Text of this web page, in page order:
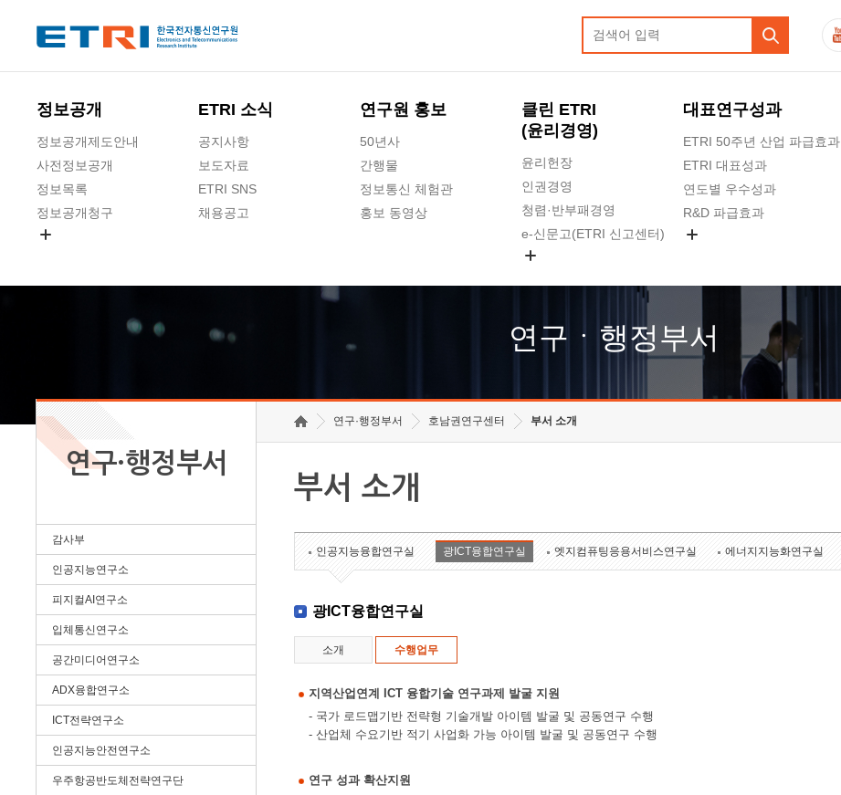
정보공개
정보공개제도안내
사전정보공개
정보목록
정보공개청구
ETRI 소식
공지사항
보도자료
ETRI SNS
채용공고
연구원 홍보
50년사
간행물
정보통신 체험관
홍보 동영상
클린 ETRI
(윤리경영)
윤리헌장
인권경영
청렴·반부패경영
e-신문고(ETRI 신고센터)
고객의소리
수의계약 현황
대표연구성과
ETRI 50주년 산업 파급효과
ETRI 대표성과
연도별 우수성과
R&D 파급효과
연구ㆍ행정부서
연구·행정부서
감사부
인공지능연구소
피지컬AI연구소
입체통신연구소
공간미디어연구소
ADX융합연구소
ICT전략연구소
인공지능안전연구소
우주항공반도체전략연구단
연구·행정부서 호남권연구센터 부서 소개
부서 소개
인공지능융합연구실 광ICT융합연구실 엣지컴퓨팅응용서비스연구실 에너지지능화연구실
광ICT융합연구실
소개 수행업무
지역산업연계 ICT 융합기술 연구과제 발굴 지원
- 국가 로드맵기반 전략형 기술개발 아이템 발굴 및 공동연구 수행
- 산업체 수요기반 적기 사업화 가능 아이템 발굴 및 공동연구 수행
연구 성과 확산지원